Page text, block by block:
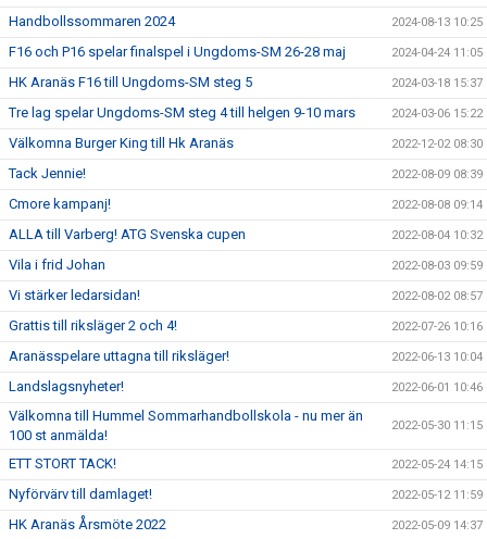
Handbollssommaren 2024 2024-08-13 10:25
F16 och P16 spelar finalspel i Ungdoms-SM 26-28 maj 2024-04-24 11:05
HK Aranäs F16 till Ungdoms-SM steg 5 2024-03-18 15:37
Tre lag spelar Ungdoms-SM steg 4 till helgen 9-10 mars 2024-03-06 15:22
Välkomna Burger King till Hk Aranäs 2022-12-02 08:30
Tack Jennie! 2022-08-09 08:39
Cmore kampanj! 2022-08-08 09:14
ALLA till Varberg! ATG Svenska cupen 2022-08-04 10:32
Vila i frid Johan 2022-08-03 09:59
Vi stärker ledarsidan! 2022-08-02 08:57
Grattis till riksläger 2 och 4! 2022-07-26 10:16
Aranässpelare uttagna till riksläger! 2022-06-13 10:04
Landslagsnyheter! 2022-06-01 10:46
Välkomna till Hummel Sommarhandbollskola - nu mer än
100 st anmälda!
2022-05-30 11:15
ETT STORT TACK! 2022-05-24 14:15
Nyförvärv till damlaget! 2022-05-12 11:59
HK Aranäs Årsmöte 2022 2022-05-09 14:37